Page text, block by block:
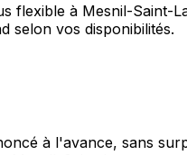
flexible à Mesnil-Saint-
selon vos disponibilités.
à l'avance, sans